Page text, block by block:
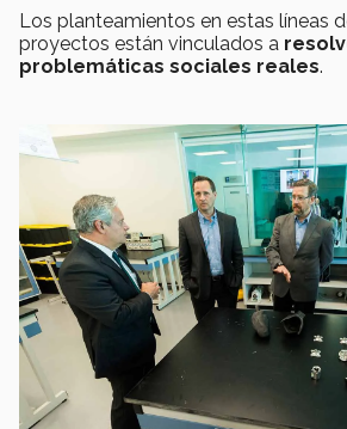
Los planteamientos en estas líneas
proyectos están vinculados a
problemáticas sociales reales.